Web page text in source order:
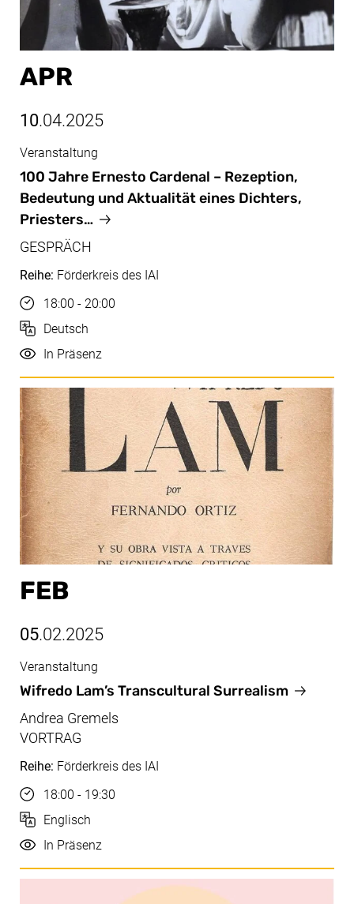
APR
10.04.2025
Apr, 10.04.2025
100 Jahre Ernesto Cardenal – Rezeption,
Bedeutung und Aktualität eines Dichters,
Priesters…
Veranstaltung
GESPRÄCH
Reihe: Förderkreis des IAI
Uhrzeit
18:00 - 20:00
Sprache
Deutsch
Durchführung
In Präsenz
FEB
05.02.2025
Feb, 05.02.2025
Wifredo Lam’s Transcultural Surrealism
Veranstaltung
Andrea Gremels
VORTRAG
Reihe: Förderkreis des IAI
Uhrzeit
18:00 - 19:30
Sprache
Englisch
Durchführung
In Präsenz